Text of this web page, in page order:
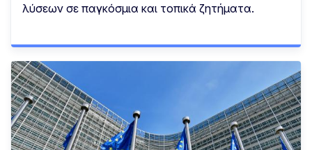
λύσεων σε παγκόσμια και τοπικά ζητήματα.